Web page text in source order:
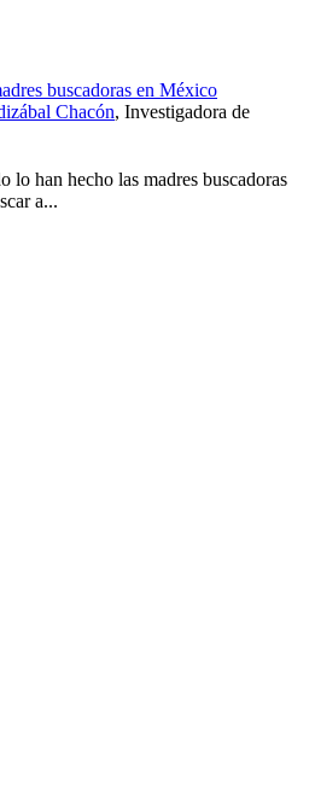
buscadoras en México
Chacón, Investigadora de
lo han hecho las madres buscadoras
a...